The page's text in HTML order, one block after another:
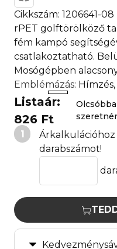
Cikkszám: 1206641-08
rPET golftörölköző
fém kampó
csatlakoztatható.
Mosógépben
Emblémázás:
Listaár:
826 Ft
1
darabszámot!